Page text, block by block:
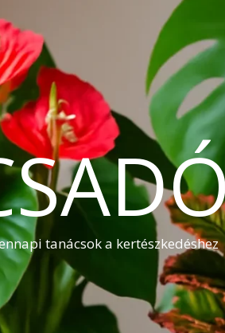
tanácsok a kertészkedéshez